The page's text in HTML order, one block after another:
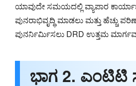
ಯಾವುದೇ ಸಮಯದಲ್ಲಿ ವ್ಯಾಪಾರ
ಪುನರಾಭಿವೃದ್ಧಿ ಮಾಡಲು ಮತ್ತು ಹೆಚ್ಚು
ಪುನರ್ನಿರ್ಮಿಸಲು DRD ಉತ್ತಮ
ಭಾಗ 2. ಎಂಟಿಟಿ